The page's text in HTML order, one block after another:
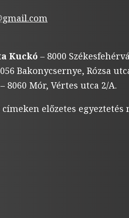
Kuckó – 8000
Bakonycsernye, Rózsa
– 8060 Mór, Vértes utca 2/A.
előzetes